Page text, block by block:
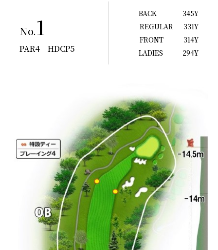
No.1
PAR4 HDCP5
BACK
345Y
REGULAR
331Y
FRONT
314Y
LADIES
294Y